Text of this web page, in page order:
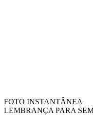
FOTO INSTANTÂNEA
LEMBRANÇA PARA